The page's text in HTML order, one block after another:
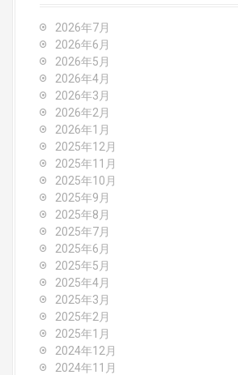
2026年7月
2026年6月
2026年5月
2026年4月
2026年3月
2026年2月
2026年1月
2025年12月
2025年11月
2025年10月
2025年9月
2025年8月
2025年7月
2025年6月
2025年5月
2025年4月
2025年3月
2025年2月
2025年1月
2024年12月
2024年11月